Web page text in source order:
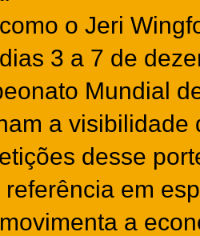
o Jeri
3 a 7 de
Mundial
a visibilidade
desse
referência em
a